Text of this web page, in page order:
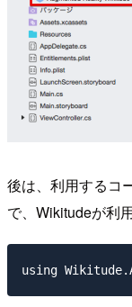
後は、利用するコ
で、Wikitudeが利